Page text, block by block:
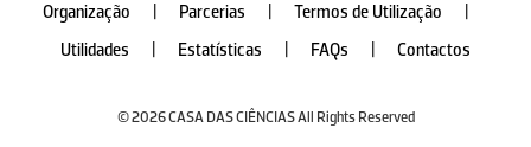
Organização
Parcerias Termos de Utilização
Utilidades
Estatísticas FAQs Contactos
© 2026 CASA DAS CIÊNCIAS All Rights Reserved